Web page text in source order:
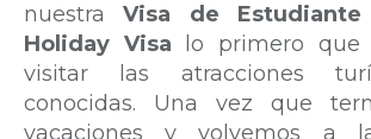
nuestra Visa de Estudiante
Holiday Visa lo primero que
visitar las atracciones
conocidas. Una vez que
vacaciones y volvemos a